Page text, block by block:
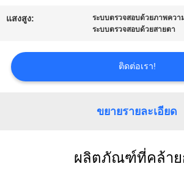
ติดต่อ
แสงสูง: ระบบตรวจสอบด้วยภาพควา
ระบบตรวจสอบด้วยสายตา
ติดต่อเรา!
ขยายรายละเอียด
ผลิตภัณฑ์ที่คล้า